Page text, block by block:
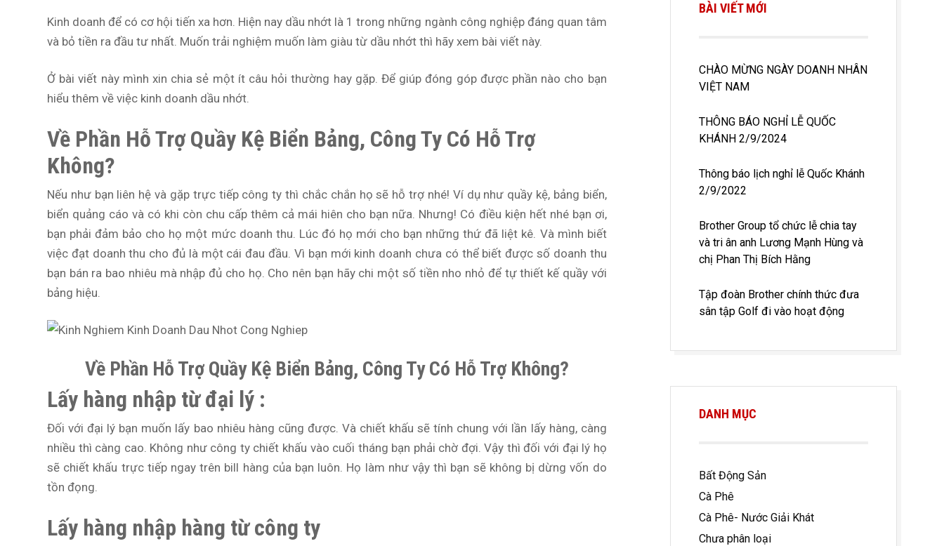
Kinh doanh để có cơ hội tiến xa hơn. Hiện nay dầu nhớt là 1 trong những ngành công nghiệp đáng quan tâm
và bỏ tiền ra đầu tư nhất. Muốn trải nghiệm muốn làm giàu từ dầu nhớt thì hãy xem bài viết này.
Ở bài viết này mình xin chia sẻ một ít câu hỏi thường hay gặp. Để giúp đóng góp được phần nào cho bạn
hiểu thêm về việc kinh doanh dầu nhớt.
Về Phần Hỗ Trợ Quầy Kệ Biển Bảng, Công Ty Có Hỗ Trợ
Không?
Nếu như bạn liên hệ và gặp trực tiếp công ty thì chắc chắn họ sẽ hỗ trợ nhé! Ví dụ như quầy kệ, bảng biển,
biển quảng cáo và có khi còn chu cấp thêm cả mái hiên cho bạn nữa. Nhưng! Có điều kiện hết nhé bạn ơi,
bạn phải đảm bảo cho họ một mức doanh thu. Lúc đó họ mới cho bạn những thứ đã liệt kê. Và mình biết
việc đạt doanh thu cho đủ là một cái đau đầu. Vì bạn mới kinh doanh chưa có thể biết được số doanh thu
bạn bán ra bao nhiêu mà nhập đủ cho họ. Cho nên bạn hãy chi một số tiền nho nhỏ để tự thiết kế quầy với
bảng hiệu.
Về Phần Hỗ Trợ Quầy Kệ Biển Bảng, Công Ty Có Hỗ Trợ Không?
Lấy hàng nhập từ đại lý :
Đối với đại lý bạn muốn lấy bao nhiêu hàng cũng được. Và chiết khấu sẽ tính chung với lần lấy hàng, càng
nhiều thì càng cao. Không như công ty chiết khấu vào cuối tháng bạn phải chờ đợi. Vậy thì đối với đại lý họ
sẽ chiết khấu trực tiếp ngay trên bill hàng của bạn luôn. Họ làm như vậy thì bạn sẽ không bị dừng vốn do
tồn đọng.
Lấy hàng nhập hàng từ công ty
BÀI VIẾT MỚI
CHÀO MỪNG NGÀY DOANH NHÂN
VIỆT NAM
THÔNG BÁO NGHỈ LỄ QUỐC
KHÁNH 2/9/2024
Thông báo lịch nghỉ lễ Quốc Khánh
2/9/2022
Brother Group tổ chức lễ chia tay
và tri ân anh Lương Mạnh Hùng và
chị Phan Thị Bích Hằng
Tập đoàn Brother chính thức đưa
sân tập Golf đi vào hoạt động
DANH MỤC
Bất Động Sản
Cà Phê
Cà Phê- Nước Giải Khát
Chưa phân loại